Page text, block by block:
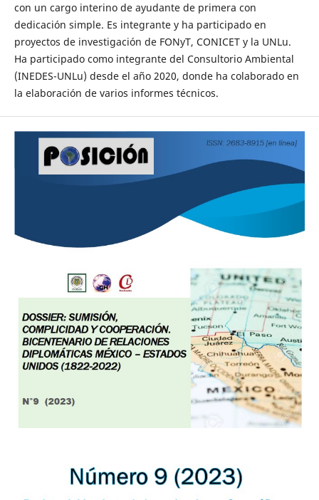
con un cargo interino de ayudante de primera con
dedicación simple. Es integrante y ha participado en
proyectos de investigación de FONyT, CONICET y la UNLu.
Ha participado como integrante del Consultorio Ambiental
(INEDES-UNLu) desde el año 2020, donde ha colaborado en
la elaboración de varios informes técnicos.